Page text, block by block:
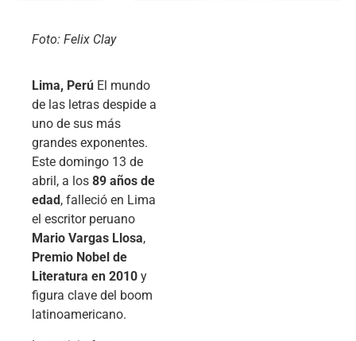
Foto: Felix Clay
Lima, Perú El mundo
de las letras despide a
uno de sus más
grandes exponentes.
Este domingo 13 de
abril, a los 89 años de
edad , falleció en Lima
el escritor peruano
Mario Vargas Llosa,
Premio Nobel de
Literatura en 2010 y
figura clave del boom
latinoamericano.